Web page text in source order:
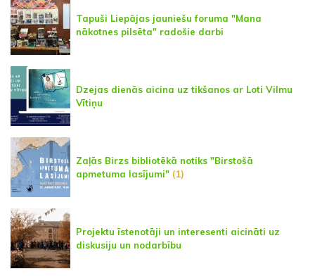
Tapuši Liepājas jauniešu foruma "Mana
nākotnes pilsēta" radošie darbi
Dzejas dienās aicina uz tikšanos ar Loti Vilmu
Vītiņu
Zaļās Birzs bibliotēkā notiks "Birstošā
apmetuma lasījumi" (1)
Projektu īstenotāji un interesenti aicināti uz
diskusiju un nodarbību